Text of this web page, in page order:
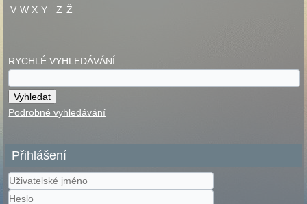
V W X Y Z Ž
RYCHLÉ VYHLEDÁVÁNÍ
Podrobné vyhledávání
Přihlášení
Uživatelské